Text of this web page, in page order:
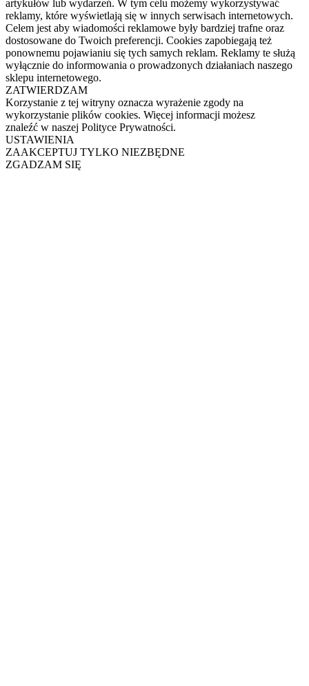
artykułów lub wydarzeń. W tym celu możemy wykorzystywać
reklamy, które wyświetlają się w innych serwisach internetowych.
Celem jest aby wiadomości reklamowe były bardziej trafne oraz
dostosowane do Twoich preferencji. Cookies zapobiegają też
ponownemu pojawianiu się tych samych reklam. Reklamy te służą
wyłącznie do informowania o prowadzonych działaniach naszego
sklepu internetowego.
ZATWIERDZAM
Korzystanie z tej witryny oznacza wyrażenie zgody na
wykorzystanie plików cookies. Więcej informacji możesz
znaleźć w naszej Polityce Prywatności.
USTAWIENIA
ZAAKCEPTUJ TYLKO NIEZBĘDNE
ZGADZAM SIĘ